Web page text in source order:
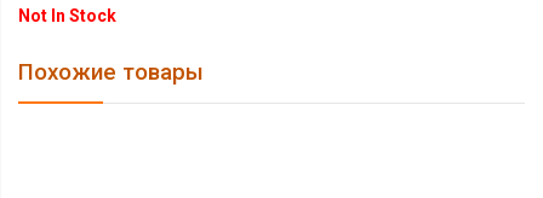
Not In Stock
Похожие товары